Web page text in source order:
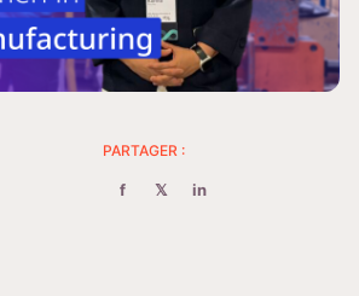
PARTAGER :
f 𝕏 in